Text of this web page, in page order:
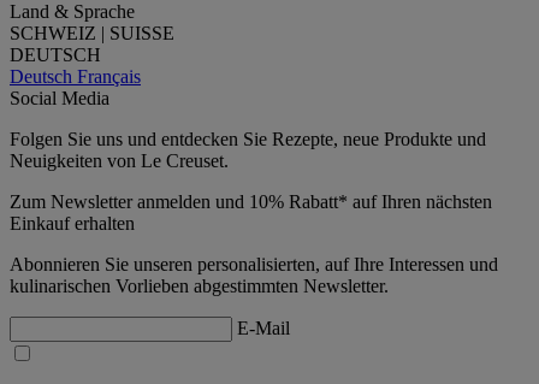
Land & Sprache
SCHWEIZ | SUISSE
DEUTSCH
Deutsch Français
Social Media
Folgen Sie uns und entdecken Sie Rezepte, neue Produkte und
Neuigkeiten von Le Creuset.
Zum Newsletter anmelden und 10% Rabatt* auf Ihren nächsten
Einkauf erhalten
Abonnieren Sie unseren personalisierten, auf Ihre Interessen und
kulinarischen Vorlieben abgestimmten Newsletter.
E-Mail